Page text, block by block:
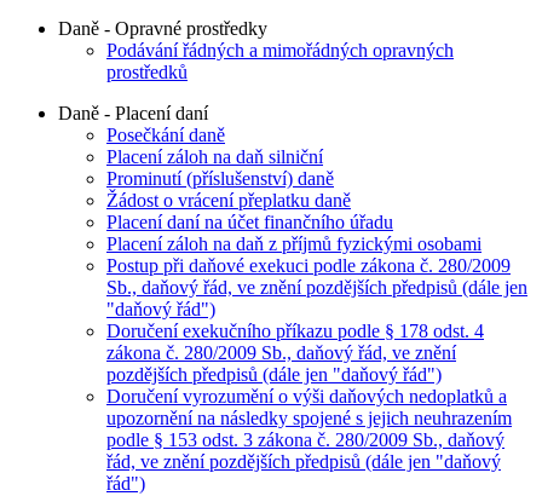
Daně - Opravné prostředky
Podávání řádných a mimořádných opravných
prostředků
Daně - Placení daní
Posečkání daně
Placení záloh na daň silniční
Prominutí (příslušenství) daně
Žádost o vrácení přeplatku daně
Placení daní na účet finančního úřadu
Placení záloh na daň z příjmů fyzickými osobami
Postup při daňové exekuci podle zákona č. 280/2009
Sb., daňový řád, ve znění pozdějších předpisů (dále jen
"daňový řád")
Doručení exekučního příkazu podle § 178 odst. 4
zákona č. 280/2009 Sb., daňový řád, ve znění
pozdějších předpisů (dále jen "daňový řád")
Doručení vyrozumění o výši daňových nedoplatků a
upozornění na následky spojené s jejich neuhrazením
podle § 153 odst. 3 zákona č. 280/2009 Sb., daňový
řád, ve znění pozdějších předpisů (dále jen "daňový
řád")